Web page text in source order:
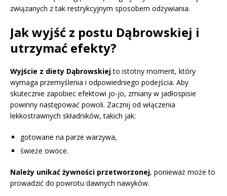
związanych z tak restrykcyjnym sposobem odżywiania.
Jak wyjść z postu Dąbrowskiej i
utrzymać efekty?
Wyjście z diety Dąbrowskiejto istotny moment, który
wymaga przemyślenia i odpowiedniego podejścia. Aby
skutecznie zapobiec efektowi jo-jo, zmiany w jadłospisie
powinny następować powoli. Zacznij od włączenia
lekkostrawnych składników, takich jak:
gotowane na parze warzywa,
świeże owoce.
Należy unikać żywności przetworzonej, ponieważ może to
prowadzić do powrotu dawnych nawyków.